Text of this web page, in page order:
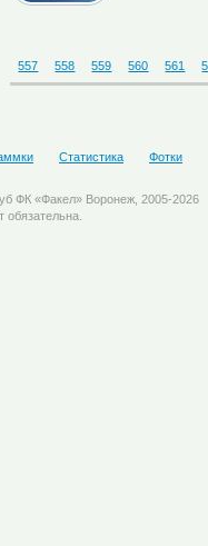
557 558 559 560 561
Статистика Фотки
ФК «Факел» Воронеж, 2005-2026